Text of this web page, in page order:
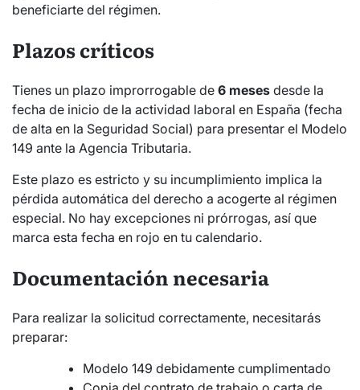
beneficiarte del régimen.
Plazos críticos
Tienes un plazo improrrogable de 6 meses desde la
fecha de inicio de la actividad laboral en España (fecha
de alta en la Seguridad Social) para presentar el Modelo
149 ante la Agencia Tributaria.
Este plazo es estricto y su incumplimiento implica la
pérdida automática del derecho a acogerte al régimen
especial. No hay excepciones ni prórrogas, así que
marca esta fecha en rojo en tu calendario.
Documentación necesaria
Para realizar la solicitud correctamente, necesitarás
preparar:
Modelo 149 debidamente cumplimentado